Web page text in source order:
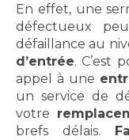
En effet, une
défectueux
défaillance au
d’entrée. C’est
appel à une
un service de
votre
brefs délais.